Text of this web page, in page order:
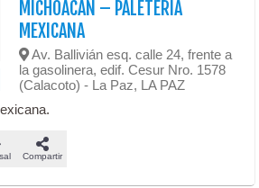
MICHOACAN – PALETERIA
MEXICANA
Av. Ballivián esq. calle 24, frente a
la gasolinera, edif. Cesur Nro. 1578
(Calacoto) - La Paz, LA PAZ
Compartir